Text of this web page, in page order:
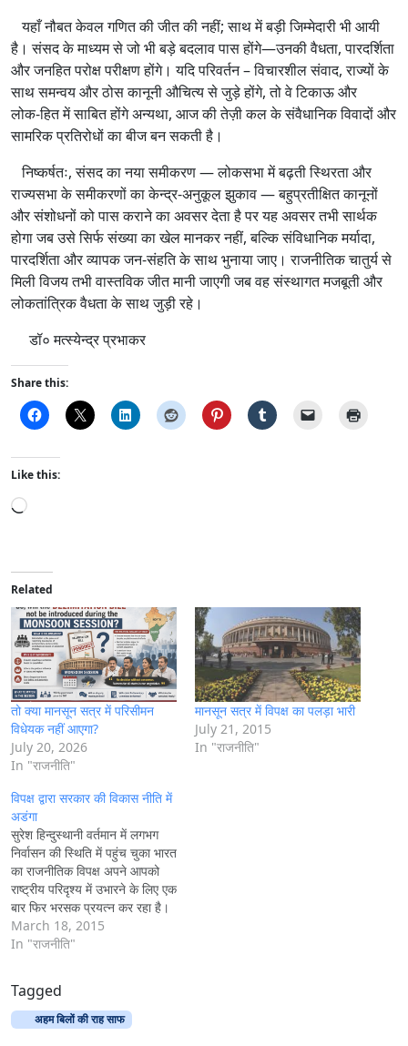
यहाँ नौबत केवल गणित की जीत की नहीं; साथ में बड़ी जिम्मेदारी भी आयी
है। संसद के माध्यम से जो भी बड़े बदलाव पास होंगे—उनकी वैधता, पारदर्शिता
और जनहित परोक्ष परीक्षण होंगे। यदि परिवर्तन – विचारशील संवाद, राज्यों के
साथ समन्वय और ठोस कानूनी औचित्य से जुड़े होंगे, तो वे टिकाऊ और
लोक‑हित में साबित होंगे अन्यथा, आज की तेज़ी कल के संवैधानिक विवादों और
सामरिक प्रतिरोधों का बीज बन सकती है।
निष्कर्षतः, संसद का नया समीकरण — लोकसभा में बढ़ती स्थिरता और
राज्यसभा के समीकरणों का केन्द्र‑अनुकूल झुकाव — बहुप्रतीक्षित कानूनों
और संशोधनों को पास कराने का अवसर देता है पर यह अवसर तभी सार्थक
होगा जब उसे सिर्फ संख्या का खेल मानकर नहीं, बल्कि संविधानिक मर्यादा,
पारदर्शिता और व्यापक जन‑संहति के साथ भुनाया जाए। राजनीतिक चातुर्य से
मिली विजय तभी वास्तविक जीत मानी जाएगी जब वह संस्थागत मजबूती और
लोकतांत्रिक वैधता के साथ जुड़ी रहे।
डॉ० मत्स्येन्द्र प्रभाकर
Share this:
Like this:
L
d
i
n
g
…
Related
तो क्या मानसून सत्र में परिसीमन
विधेयक नहीं आएगा?
July 20, 2026
In "राजनीति"
मानसून सत्र में विपक्ष का पलड़ा भारी
July 21, 2015
In "राजनीति"
विपक्ष द्वारा सरकार की विकास नीति में
अडंगा
सुरेश हिन्दुस्थानी वर्तमान में लगभग
निर्वासन की स्थिति में पहुंच चुका भारत
का राजनीतिक विपक्ष अपने आपको
राष्ट्रीय परिदृश्य में उभारने के लिए एक
बार फिर भरसक प्रयत्न कर रहा है।
राहुल गांधी के कथित जासूसी मुद्दे की
हवा निकलने के बाद कांगे्रसी नेताओं
March 18, 2015
In "राजनीति"
Tagged
अहम बिलों की राह साफ